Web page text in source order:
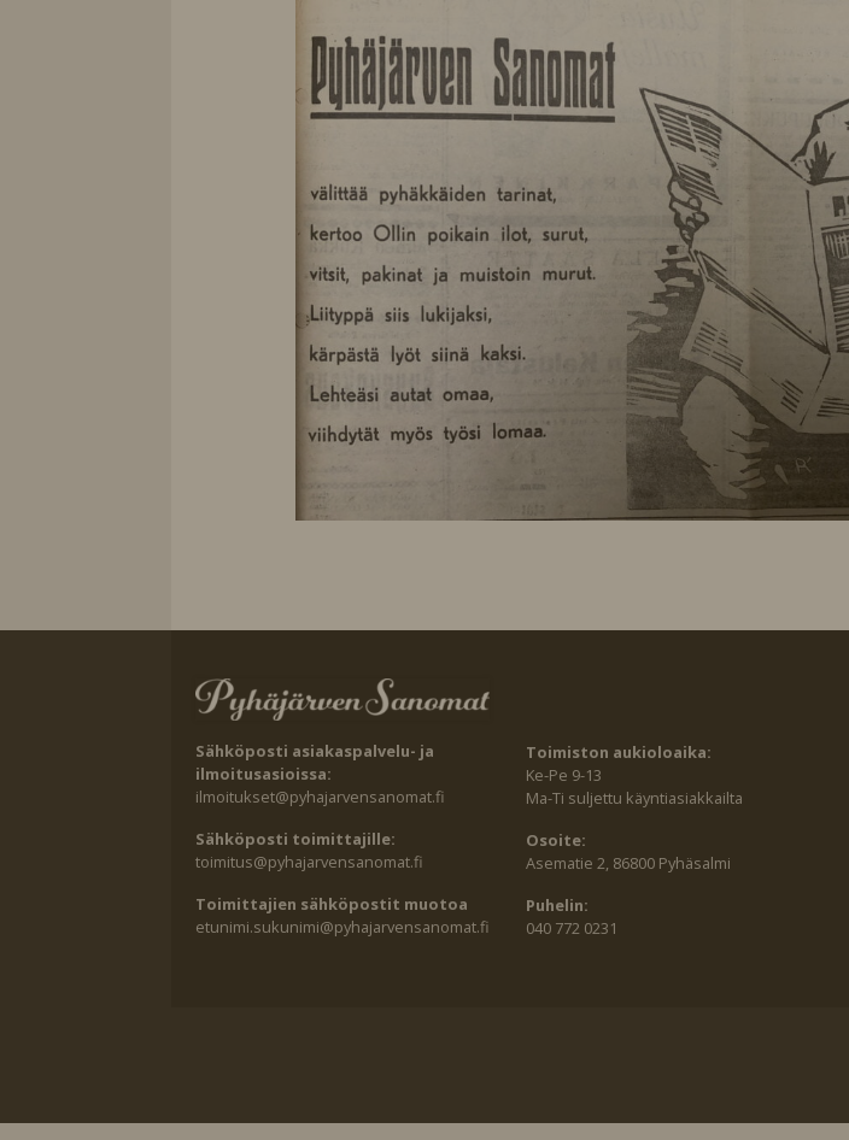
Sähköposti asiakaspalvelu- ja
ilmoitusasioissa:
ilmoitukset@pyhajarvensanomat.fi
Sähköposti toimittajille:
toimitus@pyhajarvensanomat.fi
Toimittajien sähköpostit muotoa
etunimi.sukunimi@pyhajarvensanomat.fi
Toimiston aukioloaika:
Ke-Pe 9-13
Ma-Ti suljettu käyntiasiakkailta
Osoite:
Asematie 2, 86800 Pyhäsalmi
Puhelin:
040 772 0231